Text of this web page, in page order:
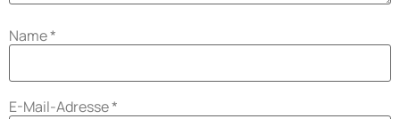
Name*
E-Mail-Adresse*